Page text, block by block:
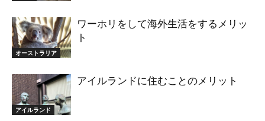
オーストラリア
ワーホリをして海外生活をするメリッ
ト
アイルランド
アイルランドに住むことのメリット